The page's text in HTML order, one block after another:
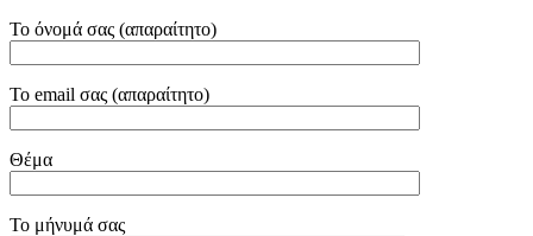
Το όνομά σας (απαραίτητο)
Το email σας (απαραίτητο)
Θέμα
Το μήνυμά σας